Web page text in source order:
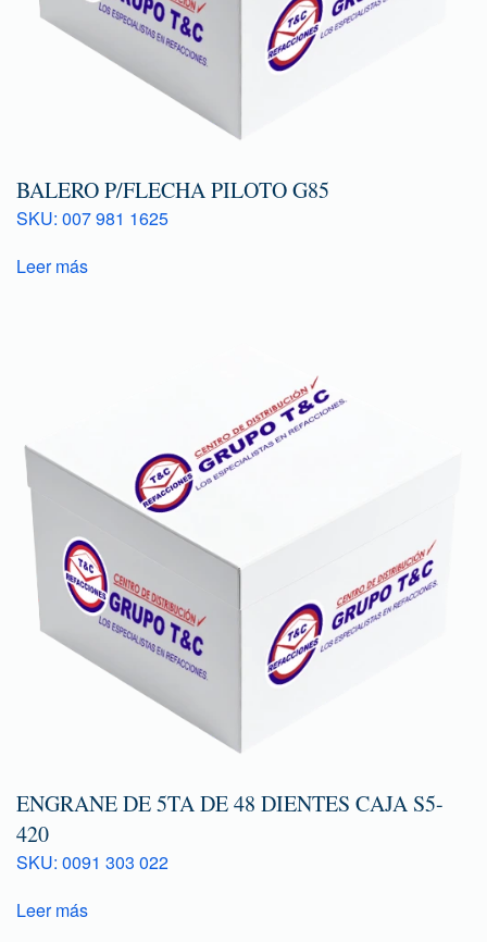
BALERO P/FLECHA PILOTO G85
SKU: 007 981 1625
Leer más
ENGRANE DE 5TA DE 48 DIENTES CAJA S5-
420
SKU: 0091 303 022
Leer más